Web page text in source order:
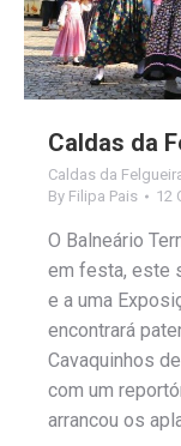
Caldas da
Caldas da
By Filipa Pais 12
O Balneário
em festa, este
e a uma
encontrará
Cavaquinhos
com um
arrancou os